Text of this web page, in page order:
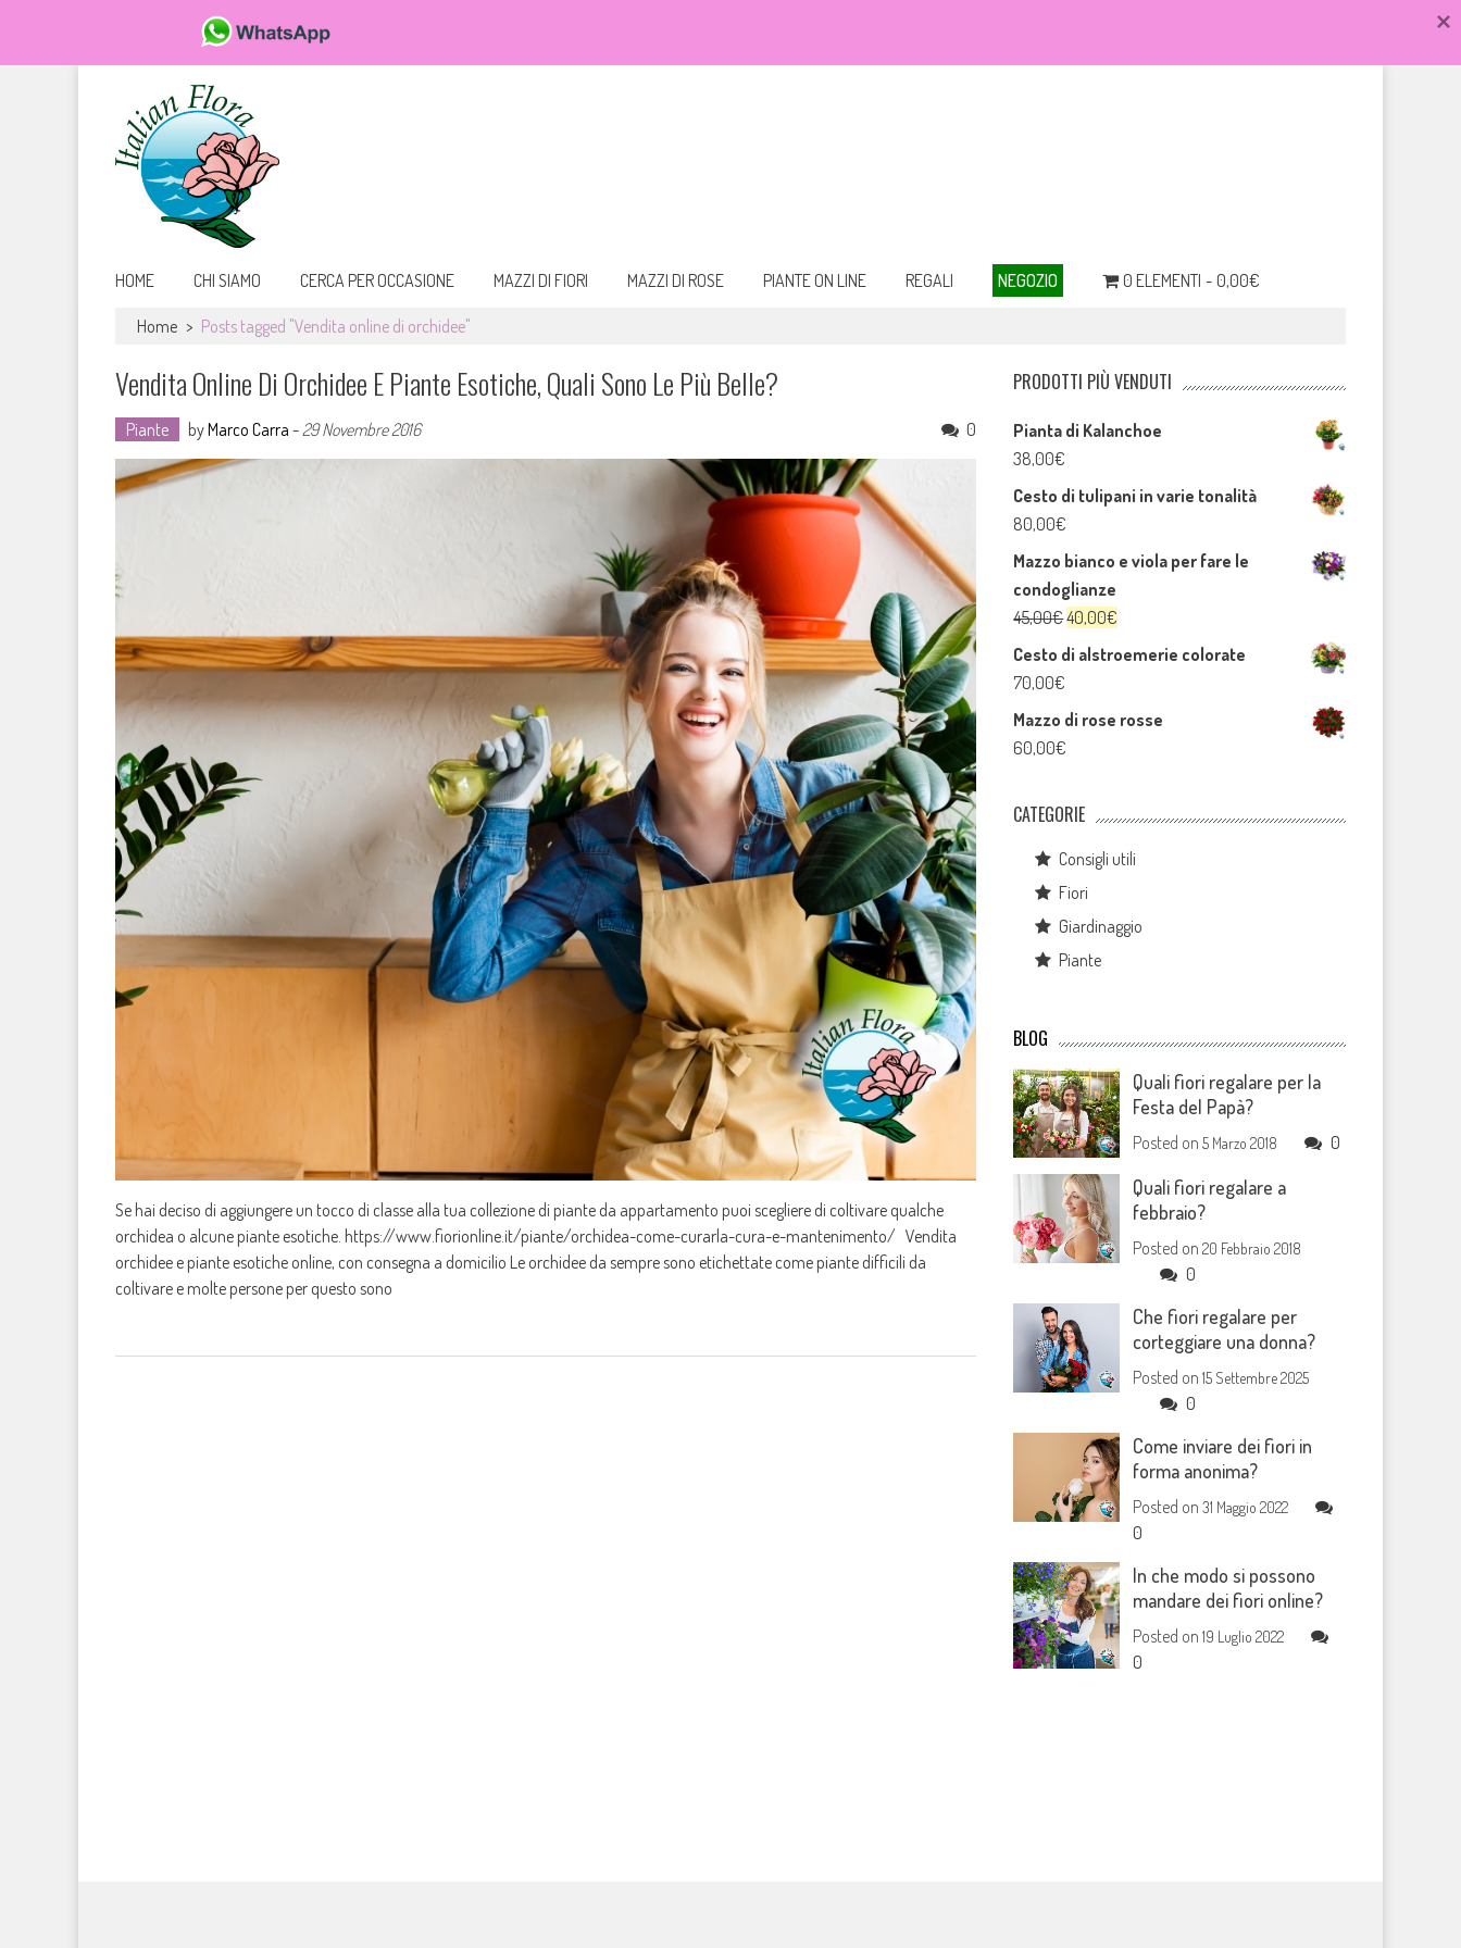
HOME CHI SIAMO CERCA PER OCCASIONE MAZZI DI FIORI MAZZI DI ROSE PIANTE ON LINE REGALI NEGOZIO 0 ELEMENTI 0,00€
Home > Posts tagged "Vendita online di orchidee"
Vendita Online Di Orchidee E Piante Esotiche, Quali Sono Le Più Belle?
Piante byMarco Carra -29 Novembre 2016 0
Se hai deciso di aggiungere un tocco di classe alla tua collezione di piante da appartamento puoi scegliere di coltivare qualche
orchidea o alcune piante esotiche. https://www.fiorionline.it/piante/orchidea-come-curarla-cura-e-mantenimento/ Vendita
orchidee e piante esotiche online, con consegna a domicilio Le orchidee da sempre sono etichettate come piante difficili da
coltivare e molte persone per questo sono
PRODOTTI PIÙ VENDUTI
Pianta di Kalanchoe
38,00€
Cesto di tulipani in varie tonalità
80,00€
Mazzo bianco e viola per fare le
condoglianze
45,00€Il
prezzo
45,00€.
40,00€
40,00€.
Cesto di alstroemerie colorate
70,00€
Mazzo di rose rosse
60,00€
CATEGORIE
Consigli utili
Fiori
Giardinaggio
Piante
BLOG
Quali fiori regalare per la
Festa del Papà?
Posted on5 Marzo 2018 0
Quali fiori regalare a
febbraio?
Posted on20 Febbraio 2018
0
Che fiori regalare per
corteggiare una donna?
Posted on15 Settembre 2025
0
Come inviare dei fiori in
forma anonima?
Posted on31 Maggio 2022
0
In che modo si possono
mandare dei fiori online?
Posted on19 Luglio 2022
0